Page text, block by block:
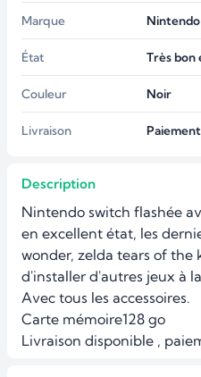
Marque Nintendo
État Très bon
Couleur Noir
Livraison
Description
Nintendo switch flashée
en excellent état, les
wonder, zelda tears of the
d'installer d'autres jeux à
Avec tous les accessoires.
Carte mémoire128 go
Livraison disponible ,